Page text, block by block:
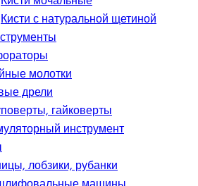
Кисти с натуральной щетиной
молотки
дрели
гайковерты
инструмент
лобзики, рубанки